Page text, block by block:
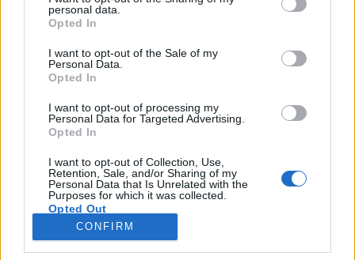
personal data.
Opted In
I want to opt-out of the Sale of my
Personal Data.
Opted In
I want to opt-out of processing my
Personal Data for Targeted Advertising.
Opted In
I want to opt-out of Collection, Use,
Retention, Sale, and/or Sharing of my
Personal Data that Is Unrelated with the
Purposes for which it was collected.
Opted Out
Google consents
CONFIRM
Pour suivre l' actu Anthony Joshua
pas à vous rendre chez notre partenaire
RezoSport.com qui sélectionne l'actu boxe issue
des meilleurs médias, et propose également les
classements, calendriers et résultats.
Nous contacter|Mentions Légales